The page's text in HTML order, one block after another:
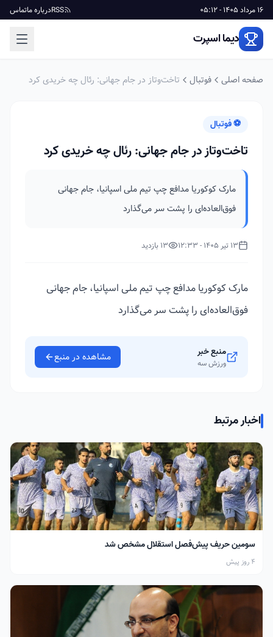
16 مرداد 1405 - 05:12 RSSدرباره ماتماس
دیما اسپرت
صفحه اصلی فوتبال تاخت‌وتاز در جام جهانی: رئال چه خریدی کرد
⚽ فوتبال
تاخت‌وتاز در جام جهانی: رئال چه خریدی کرد
مارک کوکوریا مدافع چپ تیم ملی اسپانیا، جام جهانی
فوق‌العاده‌ای را پشت سر می‌گذارد
13 تیر 1405 - 12:33 13 بازدید
مارک کوکوریا مدافع چپ تیم ملی اسپانیا، جام جهانی
فوق‌العاده‌ای را پشت سر می‌گذارد
منبع خبر
ورزش سه مشاهده در منبع
اخبار مرتبط
سومین حریف پیش‌فصل استقلال مشخص شد
4 روز پیش